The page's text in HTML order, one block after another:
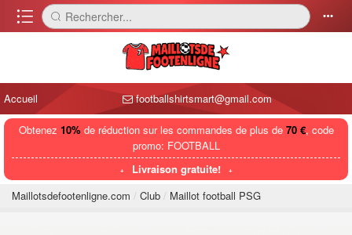
󰈍 󰅼 Rechercher... 󰄒
Accueil footballshirtsmart@gmail.com
Obtenez 10%de réduction sur les commandes de plus de 70 €, code
promo: FOOTBALL
Livraison gratuite!
Maillotsdefootenligne.com
Club Maillot football PSG